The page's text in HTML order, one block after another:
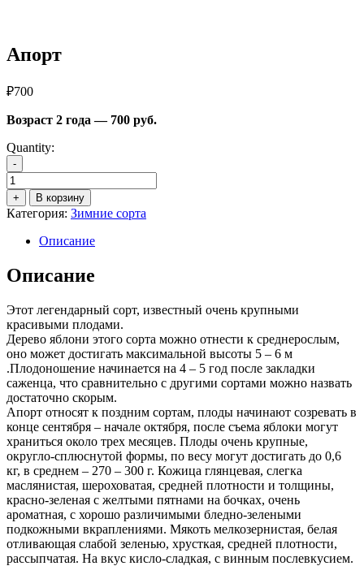
Апорт
₽700
Возраст 2 года — 700 руб.
Quantity:
-
Количество
товара
Апорт
+ В корзину
Категория: Зимние сорта
Описание
Описание
Этот легендарный сорт, известный очень крупными
красивыми плодами.
Дерево яблони этого сорта можно отнести к среднерослым,
оно может достигать максимальной высоты 5 – 6 м
.Плодоношение начинается на 4 – 5 год после закладки
саженца, что сравнительно с другими сортами можно назвать
достаточно скорым.
Апорт относят к поздним сортам, плоды начинают созревать в
конце сентября – начале октября, после съема яблоки могут
храниться около трех месяцев. Плоды очень крупные,
округло-сплюснутой формы, по весу могут достигать до 0,6
кг, в среднем – 270 – 300 г. Кожица глянцевая, слегка
маслянистая, шероховатая, средней плотности и толщины,
красно-зеленая с желтыми пятнами на бочках, очень
ароматная, с хорошо различимыми бледно-зелеными
подкожными вкраплениями. Мякоть мелкозернистая, белая
отливающая слабой зеленью, хрусткая, средней плотности,
рассыпчатая. На вкус кисло-сладкая, с винным послевкусием.